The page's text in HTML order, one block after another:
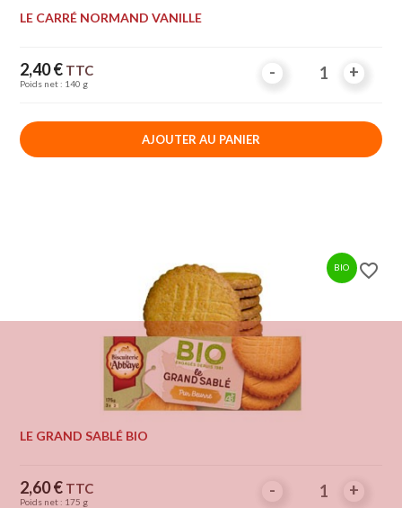
LE CARRÉ NORMAND VANILLE
Prix
2,40 € TTC
Poids net : 140 g
- +
- +
AJOUTER AU PANIER
favorite_border
BIO
LE GRAND SABLÉ BIO
Prix
2,60 € TTC
Poids net : 175 g
- +
- +